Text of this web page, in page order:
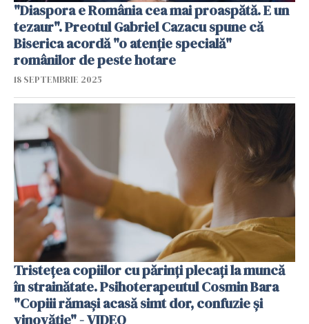
"Diaspora e România cea mai proaspătă. E un
tezaur". Preotul Gabriel Cazacu spune că
Biserica acordă "o atenție specială"
românilor de peste hotare
18 SEPTEMBRIE 2025
Tristețea copiilor cu părinți plecați la muncă
în strainătate. Psihoterapeutul Cosmin Bara
"Copiii rămași acasă simt dor, confuzie și
vinovăție" - VIDEO